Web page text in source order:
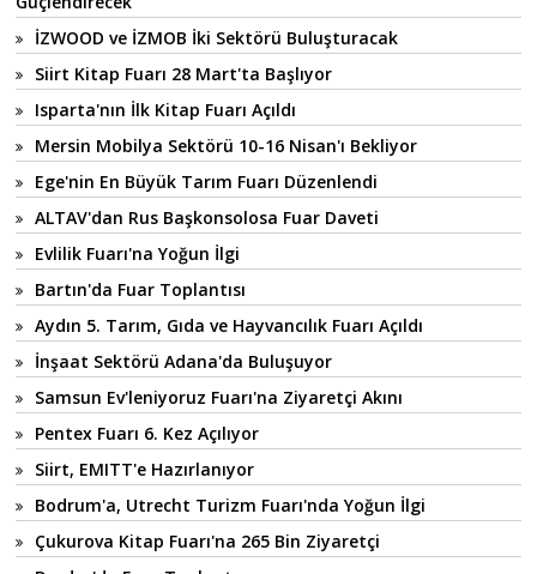
İZWOOD ve İZMOB İki Sektörü Buluşturacak
Siirt Kitap Fuarı 28 Mart'ta Başlıyor
Isparta'nın İlk Kitap Fuarı Açıldı
Mersin Mobilya Sektörü 10-16 Nisan'ı Bekliyor
Ege'nin En Büyük Tarım Fuarı Düzenlendi
ALTAV'dan Rus Başkonsolosa Fuar Daveti
Evlilik Fuarı'na Yoğun İlgi
Bartın'da Fuar Toplantısı
Aydın 5. Tarım, Gıda ve Hayvancılık Fuarı Açıldı
İnşaat Sektörü Adana'da Buluşuyor
Samsun Ev'leniyoruz Fuarı'na Ziyaretçi Akını
Pentex Fuarı 6. Kez Açılıyor
Siirt, EMITT'e Hazırlanıyor
Bodrum'a, Utrecht Turizm Fuarı'nda Yoğun İlgi
Çukurova Kitap Fuarı'na 265 Bin Ziyaretçi